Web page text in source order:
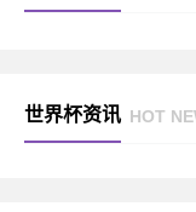
世界杯资讯 HOT